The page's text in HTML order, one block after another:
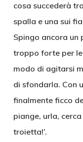
cosa succederà
spalla e una sui
Spingo ancora un
troppo forte per lei
modo di agitarsi
di sfondarla. Con
finalmente ficco
piange, urla,
troietta!’.